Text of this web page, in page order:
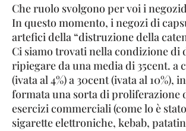
Che ruolo svolgono per voi i
In questo momento, i negozi di
artefici della “distruzione della
Ci siamo trovati nella condizione di
ripiegare da una media di 35cent. a
(ivata al 4%) a 30cent (ivata al 10%),
formata una sorta di proliferazione
esercizi commerciali (come lo è
sigarette elettroniche, kebab,